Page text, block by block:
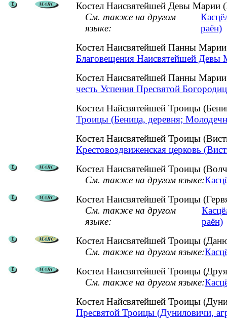
Костел Наисвятейшей Девы Марии
См. также на другом
языке:
раён)
Костел Наисвятейшей Панны
Благовещения Наисвятейшей Девы
Костел Наисвятейшей Панны
честь Успения Пресвятой
Костел Найсвятейшей Троицы
Троицы (Беница, деревня;
Костел Наисвятейшей Троицы
Крестовоздвиженская церковь
Костел Наисвятейшей Троицы
См. также на другом языке:
Костел Наисвятейшей Троицы
См. также на другом
языке:
раён)
Костел Наисвятейшей Троицы
См. также на другом языке:
Костел Наисвятейшей Троицы
См. также на другом языке:
Костел Найсвятейшей Троицы
Пресвятой Троицы (Дуниловичи,